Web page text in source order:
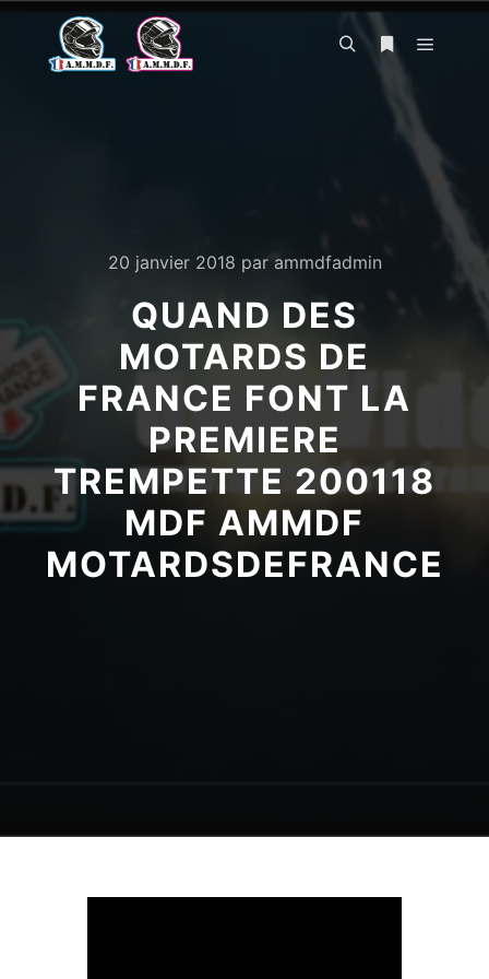
20 janvier 2018 par ammdfadmin
QUAND DES
MOTARDS DE
FRANCE FONT LA
PREMIERE
TREMPETTE 200118
MDF AMMDF
MOTARDSDEFRANCE